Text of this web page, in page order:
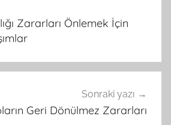
Zararları Önlemek İçin
Sonraki yazı
Geri Dönülmez Zararları